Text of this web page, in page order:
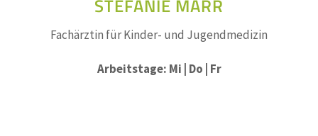
STEFANIE MARR
Fachärztin für Kinder- und Jugendmedizin
Arbeitstage: Mi | Do | Fr